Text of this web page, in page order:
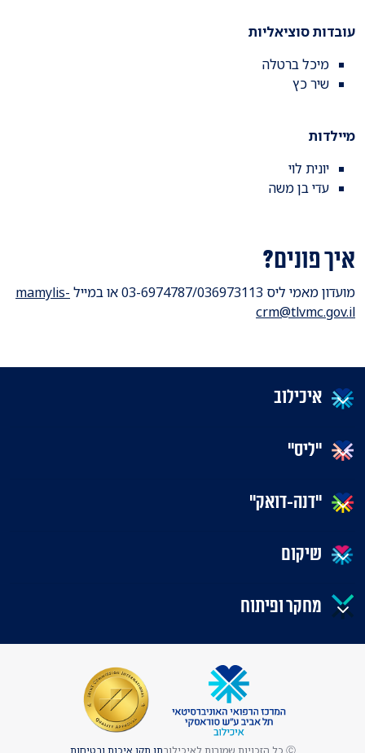
עובדות סוציאליות
מיכל ברטלה
שיר כץ
מיילדות
יונית לוי
עדי בן משה
איך פונים?
מועדון מאמי ליס 03-6974787/036973113 או במייל
mamylis-
crm@tlvmc.gov.il
איכילוב
"ליס"
"דנה-דואק"
שיקום
מחקר ופיתוח
Ⓒ כל הזכויות שמורות לאיכילוב תו תקן איכות ובטיחות